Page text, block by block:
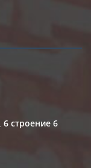
строение 6